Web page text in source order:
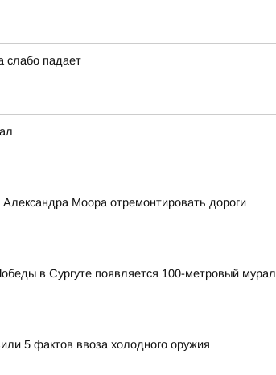
слабо падает
Моора отремонтировать дороги
в Сургуте появляется 100-метровый мурал
5 фактов ввоза холодного оружия